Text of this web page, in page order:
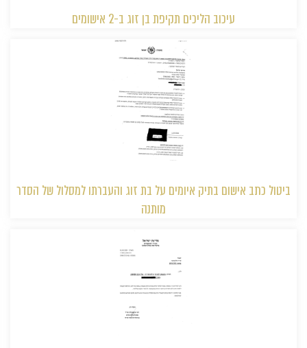
עיכוב הליכים תקיפת בן זוג ב-2 אישומים
ביטול כתב אישום בתיק איומים על בת זוג והעברתו למסלול של הסדר
מותנה